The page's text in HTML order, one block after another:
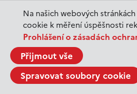
Na našich webových
cookie k měření úspěšnosti
Prohlášení o zásadách
Přijmout vše
Spravovat soubory cookie
Jeanne du Barry – Králova
JEDEN SVĚT | Alláh není povinen
JEDEN SVĚT | Až mě zabásnou
JEDEN SVĚT | Carmela a ti, co
JEDEN SVĚT | Dítě prachu
JEDEN SVĚT | Drobná nehoda